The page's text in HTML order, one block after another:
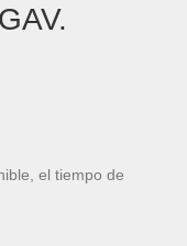
el tiempo de